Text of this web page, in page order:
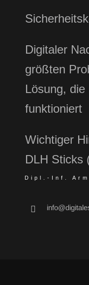
Digitaler
größten
Lösung,
funktioniert
Wichtiger
DLH Sticks
Dipl.-Inf.